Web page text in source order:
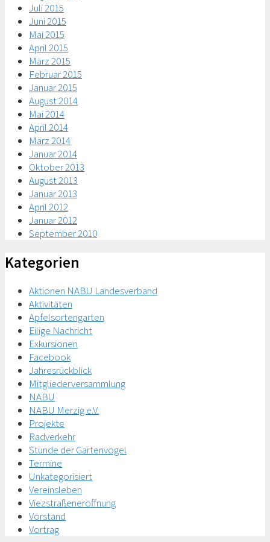
Juli 2015
Juni 2015
Mai 2015
April 2015
März 2015
Februar 2015
Januar 2015
August 2014
Mai 2014
April 2014
März 2014
Januar 2014
Oktober 2013
August 2013
Januar 2013
April 2012
Januar 2012
September 2010
Kategorien
Aktionen NABU Landesverband
Aktivitäten
Apfelsortengarten
Eilige Nachricht
Exkursionen
Facebook
Jahresrückblick
Mitgliederversammlung
NABU
NABU Merzig e.V.
Projekte
Radverkehr
Stunde der Gartenvögel
Termine
Unkategorisiert
Vereinsleben
Viezstraßeneröffnung
Vorstand
Vortrag